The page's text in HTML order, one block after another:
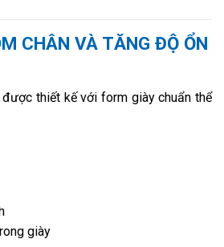
CHÂN VÀ TĂNG ĐỘ ỔN
được thiết kế với form giày chuẩn thể
giày